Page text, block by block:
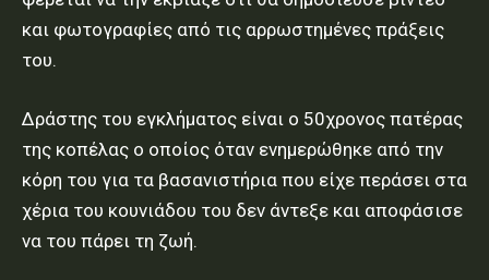
και φωτογραφίες από τις αρρωστημένες πράξεις
του.
Δράστης του εγκλήματος είναι ο 50χρονος πατέρας
της κοπέλας ο οποίος όταν ενημερώθηκε από την
κόρη του για τα βασανιστήρια που είχε περάσει στα
χέρια του κουνιάδου του δεν άντεξε και αποφάσισε
να του πάρει τη ζωή.